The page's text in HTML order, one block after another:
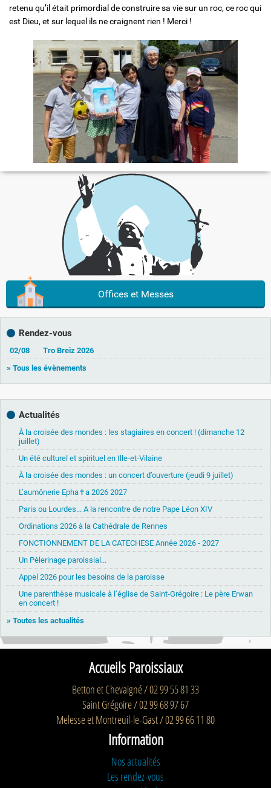
retenu qu’il était primordial de construire sa vie sur un roc, ce roc qui
est Dieu, et sur lequel ils ne craignent rien ! Merci !
Offices et Messes
Rendez-vous
02/08
Tro Breiz 2026
» Tous les évènements
Actualités
À la croisée des mondes : les stagiaires en concert ! (dimanche 12
juillet)
Un été culturel et spirituel en Ille-et-Vilaine
À la croisée des mondes : un concert d’ouverture (jeudi 9 juillet)
L’aumônerie Epha✝a 2026 2027
Paris ou Lourdes... A la rencontre de notre Pape Léon XIV
Ordinations 2026 à la Cathédrale de Rennes
FONCTIONNEMENT DE LA CATECHESE Année 2026 - 2027
Un Pèlerinage paroissial...
Appel 2026 pour les besoins de la paroisse
Une parenthèse musicale à l’église de Saint-Grégoire : Le père Erwan
en concert !
» Toutes les actualités
Accueils Paroissiaux
Betton et Chevaigné / 02 99 55 81 33
Saint Grégoire / 02 99 68 97 67
Melesse et Montreuil-le-Gast / 02 99 66 11 80
Information
Nos actualités
Les rendez-vous